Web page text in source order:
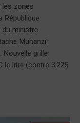
les zones
République
ministre
Muhanzi
Nouvelle grille
le litre (contre 3.225